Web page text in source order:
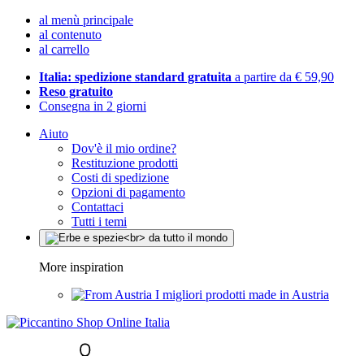
al menù principale
al contenuto
al carrello
Italia: spedizione standard gratuita a partire da € 59,90
Reso gratuito
Consegna in 2 giorni
Aiuto
Dov'è il mio ordine?
Restituzione prodotti
Costi di spedizione
Opzioni di pagamento
Contattaci
Tutti i temi
More inspiration
I migliori prodotti made in Austria